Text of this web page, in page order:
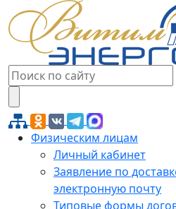
Физическим лицам
Личный кабинет
Заявление по
электронную почту
Типовые формы